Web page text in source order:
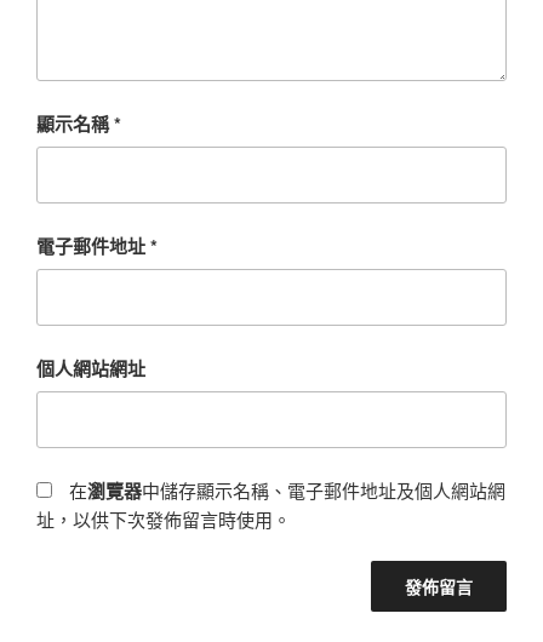
顯示名稱*
電子郵件地址*
個人網站網址
在瀏覽器中儲存顯示名稱、電子郵件地址及個人網站網
址，以供下次發佈留言時使用。